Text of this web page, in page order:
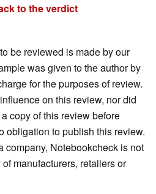
to the verdict
be reviewed is made by our
was given to the author by
for the purposes of review.
on this review, nor did
copy of this review before
obligation to publish this review.
company, Notebookcheck is not
manufacturers, retailers or